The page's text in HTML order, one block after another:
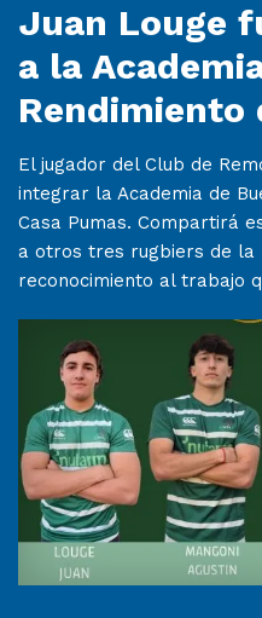
Juan Louge
a la
Rendimiento
El jugador del Club de
integrar la Academia de
Casa Pumas. Compartirá
a otros tres rugbiers de la
reconocimiento al trabajo